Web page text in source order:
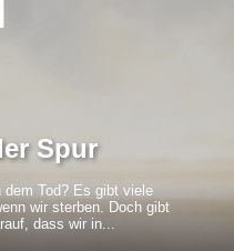
Spur
Tod? Es gibt viele
wir sterben. Doch gibt
dass wir in...